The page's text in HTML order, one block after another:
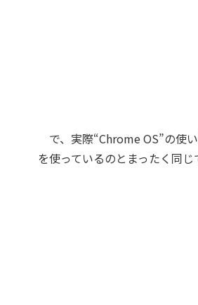
で、実際“Chrome OS”の使
を使っているのとまったく同